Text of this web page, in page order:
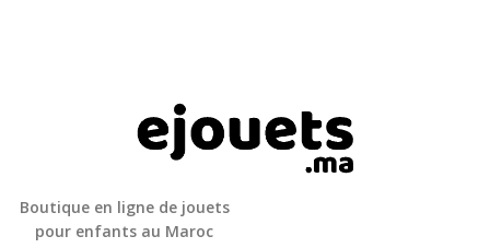
Boutique en ligne de jouets
pour enfants au Maroc